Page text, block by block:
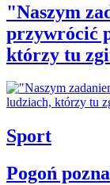
"Naszym
przywrócić
którzy tu
Sport
Pogoń